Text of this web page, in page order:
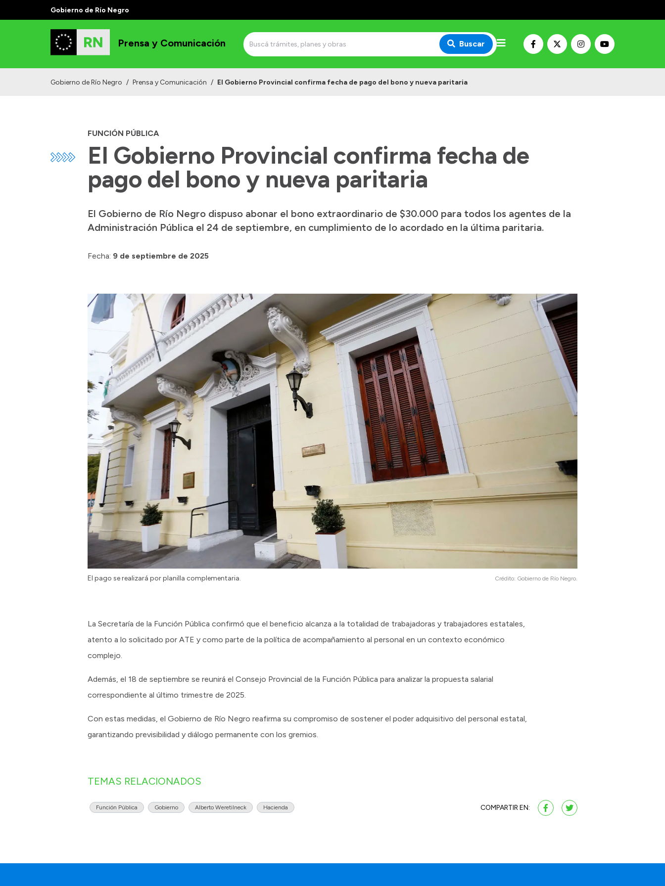
Gobierno de Río Negro
Prensa y Comunicación Buscar
Gobierno de Río Negro / Prensa y Comunicación / El Gobierno Provincial confirma fecha de pago del bono y nueva paritaria
FUNCIÓN PÚBLICA
El Gobierno Provincial confirma fecha de
pago del bono y nueva paritaria
El Gobierno de Río Negro dispuso abonar el bono extraordinario de $30.000 para todos los agentes de la
Administración Pública el 24 de septiembre, en cumplimiento de lo acordado en la última paritaria.
Fecha: 9 de septiembre de 2025
El pago se realizará por planilla complementaria. Crédito: Gobierno de Río Negro.
La Secretaría de la Función Pública confirmó que el beneficio alcanza a la totalidad de trabajadoras y trabajadores estatales,
atento a lo solicitado por ATE y como parte de la política de acompañamiento al personal en un contexto económico
complejo.
Además, el 18 de septiembre se reunirá el Consejo Provincial de la Función Pública para analizar la propuesta salarial
correspondiente al último trimestre de 2025.
Con estas medidas, el Gobierno de Río Negro reafirma su compromiso de sostener el poder adquisitivo del personal estatal,
garantizando previsibilidad y diálogo permanente con los gremios.
TEMAS RELACIONADOS
Función Pública Gobierno Alberto Weretilneck Hacienda COMPARTIR EN: